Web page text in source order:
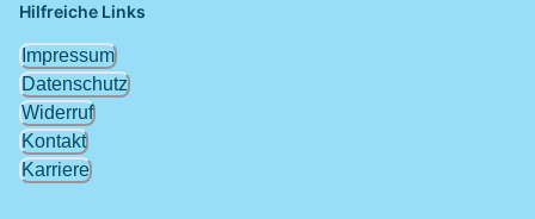
Hilfreiche Links
Impressum
Datenschutz
Widerruf
Kontakt
Karriere